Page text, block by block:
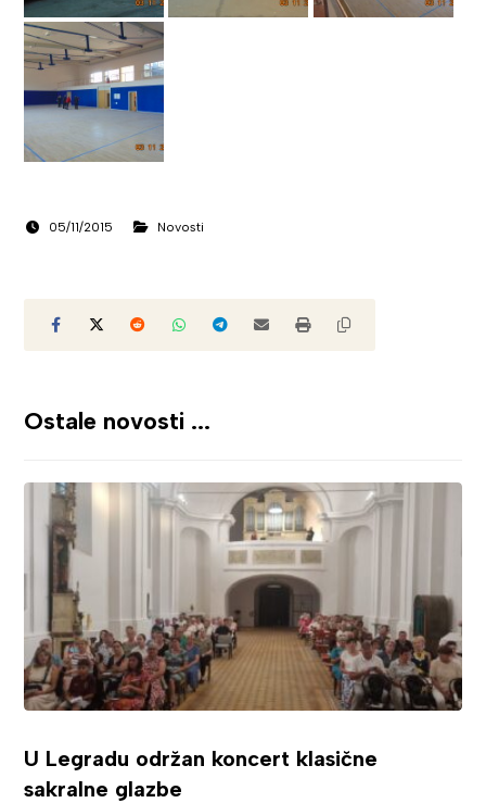
05/11/2015 Novosti
Ostale novosti ...
U Legradu održan koncert klasične
sakralne glazbe